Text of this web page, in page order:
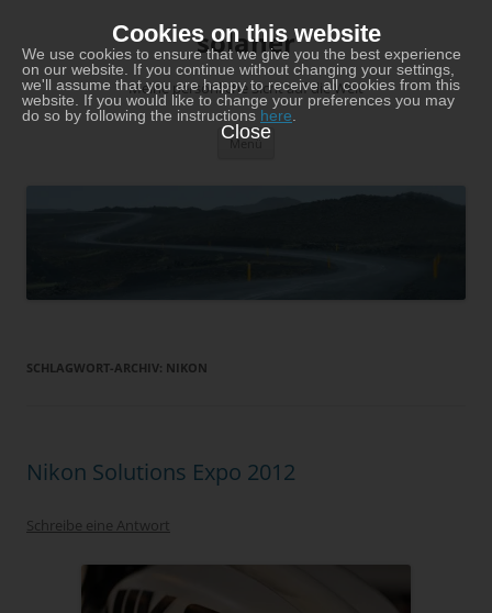
Cookies on this website
We use cookies to ensure that we give you the best experience
on our website. If you continue without changing your settings,
we'll assume that you are happy to receive all cookies from this
website. If you would like to change your preferences you may
do so by following the instructions here
Close
solaner
Meine persönliche Sicht auf die Welt
Menü
SCHLAGWORT-ARCHIV: NIKON
Nikon Solutions Expo 2012
Schreibe eine Antwort